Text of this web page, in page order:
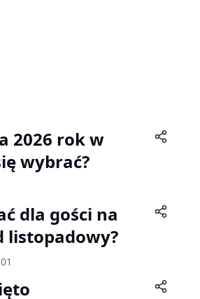
2026 rok w
wybrać?
dla gości na
listopadowy?